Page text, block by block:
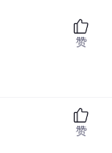
赞
赞